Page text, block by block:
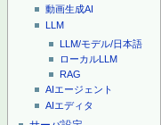
動画生成AI
LLM
LLM/モデル/日本語
ローカルLLM
RAG
AIエージェント
AIエディタ